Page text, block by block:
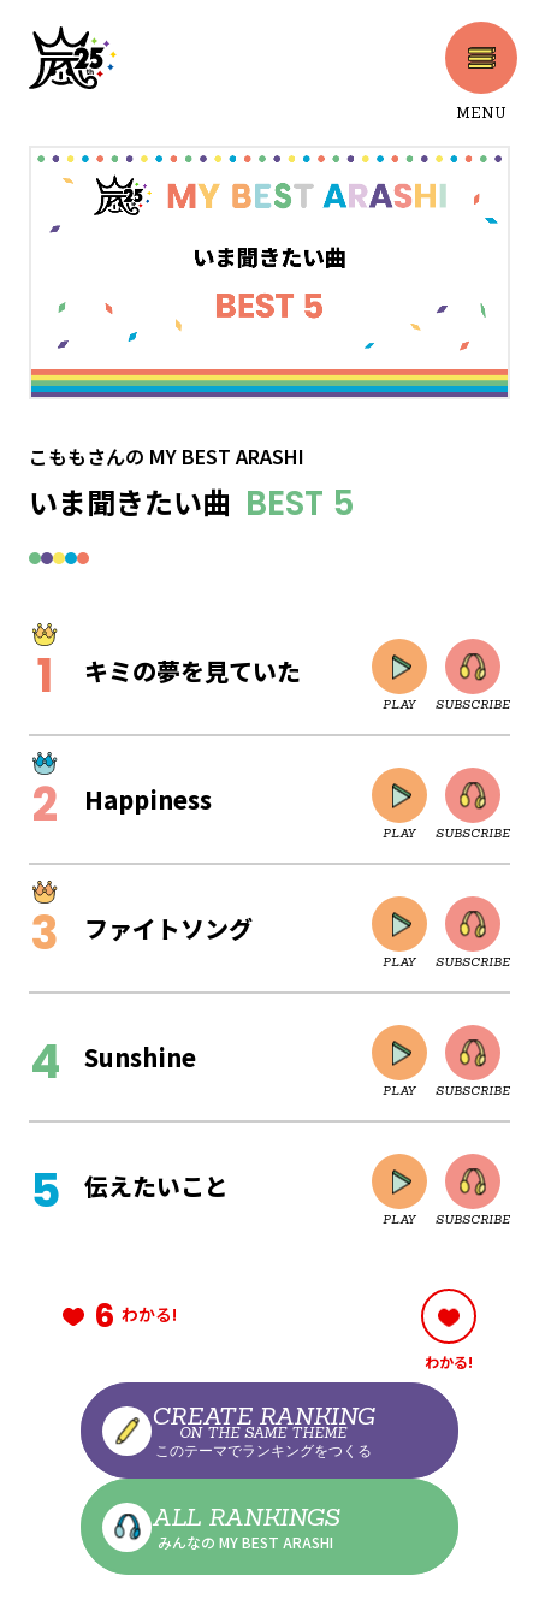
MENU
こももさんの MY BEST ARASHI
いま聞きたい曲 BEST 5
キミの夢を見ていた
PLAY SUBSCRIBE
Happiness
PLAY SUBSCRIBE
ファイトソング
PLAY SUBSCRIBE
Sunshine
PLAY SUBSCRIBE
CLOSE
伝えたいこと
PLAY SUBSCRIBE
CLOSE
6 わかる!
わかる!
CREATE RANKING
ON THE SAME THEME
このテーマでランキングをつくる
ALL RANKINGS
みんなの MY BEST ARASHI